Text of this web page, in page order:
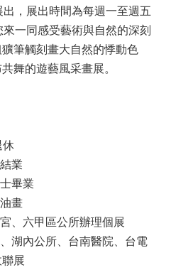
，展出時間為每週一至週五
來一同感受藝術與自然的深刻
筆觸刻畫大自然的悸動色
舞的遊藝風采畫展。
業
畢業
畫
、六甲區公所辦理個展
內公所、台南醫院、台電
展